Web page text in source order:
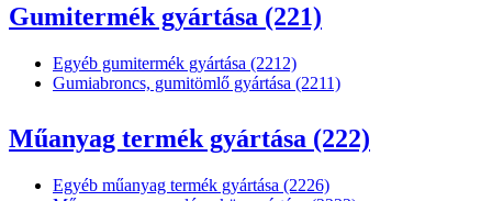
Gumitermék gyártása (221)
Egyéb gumitermék gyártása (2212)
Gumiabroncs, gumitömlő gyártása (2211)
Műanyag termék gyártása (222)
Egyéb műanyag termék gyártása (2226)